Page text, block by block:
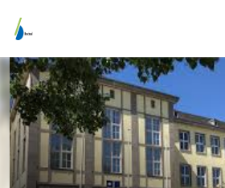
Home
Login
Sprache
Hilfe & Info